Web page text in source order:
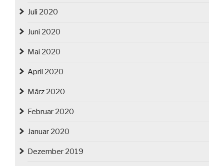
Juli 2020
Juni 2020
Mai 2020
April 2020
März 2020
Februar 2020
Januar 2020
Dezember 2019